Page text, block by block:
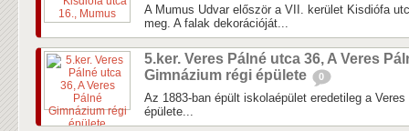
A Mumus Udvar először a VII. kerület Kisdiófa
meg. A falak dekorációját...
5.ker. Veres Pálné utca 36, A Veres
Gimnázium régi épülete
0
Az 1883-ban épült iskolaépület eredetileg a
épülete...